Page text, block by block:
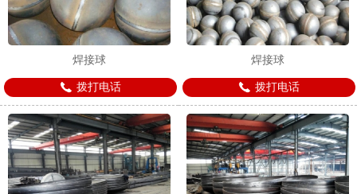
焊接球
拨打电话
焊接球
拨打电话